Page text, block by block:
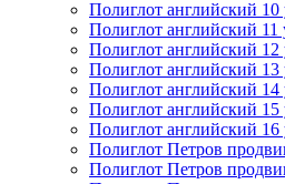
Полиглот английский 10
Полиглот английский 11
Полиглот английский 12
Полиглот английский 13
Полиглот английский 14
Полиглот английский 15
Полиглот английский 16
Полиглот Петров
Полиглот Петров